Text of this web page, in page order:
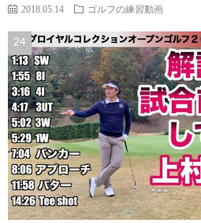
2018.05.14 ゴルフの練習動画